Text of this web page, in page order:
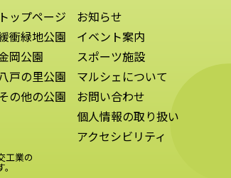
トップページ
衝緑地公園
岡公園
戸の里公園
の他の公園
お知らせ
イベント案内
スポーツ施設
マルシェについて
お問い合わせ
個人情報の取り扱い
アクセシビリティ
工業の